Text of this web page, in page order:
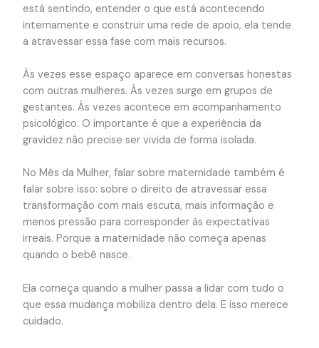
está sentindo, entender o que está acontecendo
internamente e construir uma rede de apoio, ela tende
a atravessar essa fase com mais recursos.
Às vezes esse espaço aparece em conversas honestas
com outras mulheres. Às vezes surge em grupos de
gestantes. Às vezes acontece em acompanhamento
psicológico. O importante é que a experiência da
gravidez não precise ser vivida de forma isolada.
No Mês da Mulher, falar sobre maternidade também é
falar sobre isso: sobre o direito de atravessar essa
transformação com mais escuta, mais informação e
menos pressão para corresponder às expectativas
irreais. Porque a maternidade não começa apenas
quando o bebê nasce.
Ela começa quando a mulher passa a lidar com tudo o
que essa mudança mobiliza dentro dela. E isso merece
cuidado.